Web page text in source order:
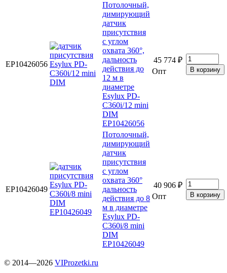
EP10426056
Потолочный,
димирующий
датчик
присутствия
с углом
охвата 360°,
дальность
действия до
12 м в
диаметре
Esylux PD-
C360i/12 mini
DIM
EP10426056
45 774 ₽
Опт
EP10426049
Потолочный,
димирующий
датчик
присутствия
с углом
охвата 360°
дальность
действия до 8
м в диаметре
Esylux PD-
C360i/8 mini
DIM
EP10426049
40 906 ₽
Опт
© 2014—2026 VIProzetki.ru